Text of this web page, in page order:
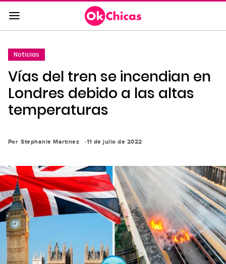
Saltar
al
contenido
a
la
navegación
principal
Noticias
Vías del tren se incendian en
Londres debido a las altas
temperaturas
Por Stephanie Martínez 11 de julio de 2022